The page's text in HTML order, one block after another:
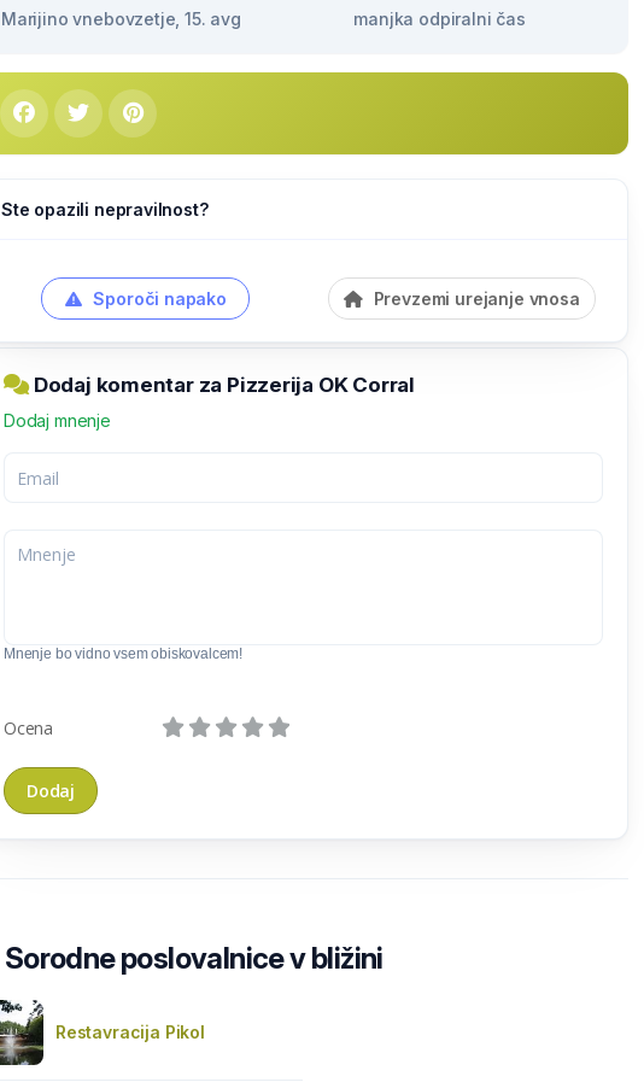
Marijino vnebovzetje, 15. avg manjka odpiralni čas
Ste opazili nepravilnost?
Sporoči napako Prevzemi urejanje vnosa
Dodaj komentar za Pizzerija OK Corral
Dodaj mnenje
Mnenje bo vidno vsem obiskovalcem!
Ocena
Sorodne poslovalnice v bližini
Restavracija Pikol